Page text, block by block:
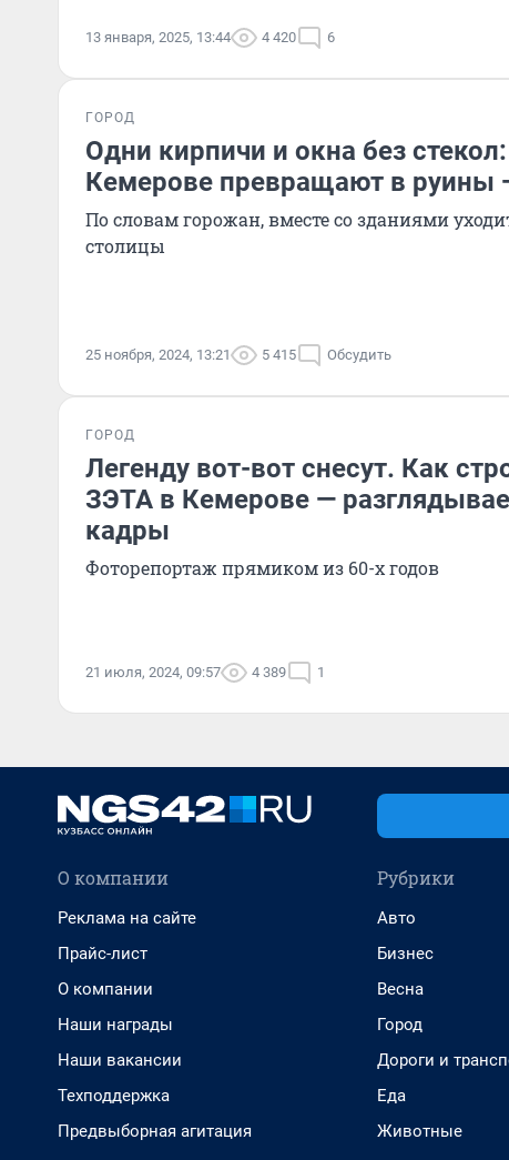
13 января, 2025, 13:44 4 420 6
ГОРОД
Одни кирпичи и окна без
Кемерове превращают в руины
По словам горожан, вместе со зданиями
столицы
25 ноября, 2024, 13:21 5 415 Обсудить
ГОРОД
Легенду вот-вот снесут. Как
ЗЭТА в Кемерове —
кадры
Фоторепортаж прямиком из 60-х годов
21 июля, 2024, 09:57 4 389 1
О компании
Реклама на сайте
Прайс-лист
О компании
Наши награды
Наши вакансии
Техподдержка
Предвыборная агитация
Рубрики
Авто
Бизнес
Весна
Город
Дороги и
Еда
Животные